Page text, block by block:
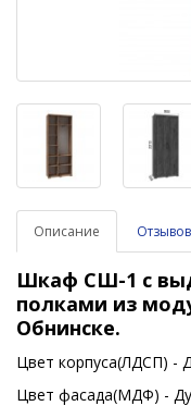
Описание
Шкаф СШ-1 с
полками из
Обнинске.
Цвет корпуса(ЛДСП) -
Цвет фасада(МДФ) -